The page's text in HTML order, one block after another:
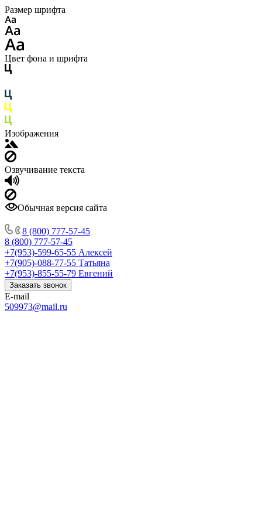
Размер шрифта
Цвет фона и шрифта
Изображения
Озвучивание текста
Обычная версия сайта
8 (800) 777-57-45
8 (800) 777-57-45
+7(953)-599-65-55 Алексей
+7(905)-088-77-55 Татьяна
+7(953)-855-55-79 Евгений
Заказать звонок
E-mail
509973@mail.ru